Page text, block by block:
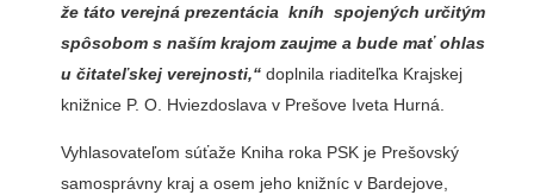
že táto verejná prezentácia kníh spojených určitým
spôsobom s naším krajom zaujme a bude mať ohlas
u čitateľskej verejnosti,“ doplnila riaditeľka Krajskej
knižnice P. O. Hviezdoslava v Prešove Iveta Hurná.
Vyhlasovateľom súťaže Kniha roka PSK je Prešovský
samosprávny kraj a osem jeho knižníc v Bardejove,